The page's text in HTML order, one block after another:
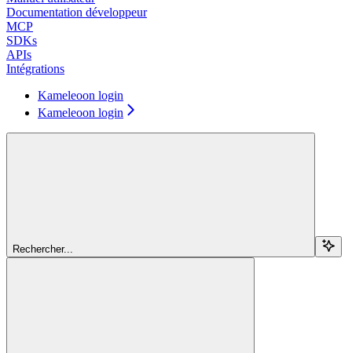
Documentation développeur
MCP
SDKs
APIs
Intégrations
Kameleoon login
Kameleoon login
Rechercher...